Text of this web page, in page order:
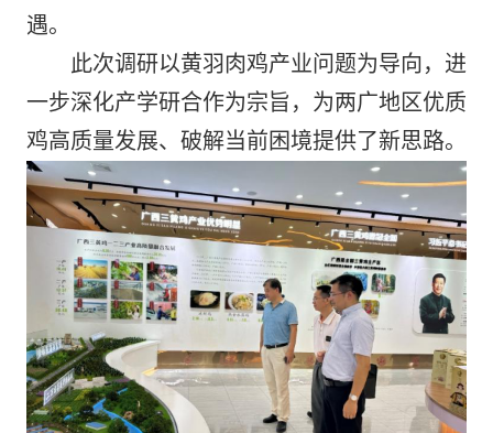
遇。
此次调研以黄羽肉鸡产业问题为导向，进
一步深化产学研合作为宗旨，为两广地区优质
鸡高质量发展、破解当前困境提供了新思路。